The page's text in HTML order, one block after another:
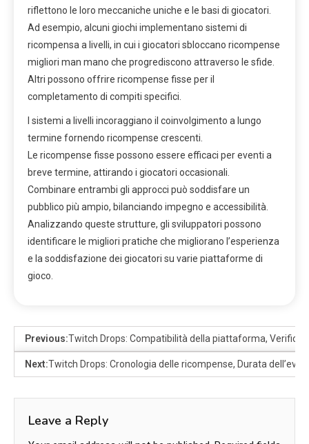
riflettono le loro meccaniche uniche e le basi di giocatori.
Ad esempio, alcuni giochi implementano sistemi di
ricompensa a livelli, in cui i giocatori sbloccano ricompense
migliori man mano che progrediscono attraverso le sfide.
Altri possono offrire ricompense fisse per il
completamento di compiti specifici.
I sistemi a livelli incoraggiano il coinvolgimento a lungo
termine fornendo ricompense crescenti.
Le ricompense fisse possono essere efficaci per eventi a
breve termine, attirando i giocatori occasionali.
Combinare entrambi gli approcci può soddisfare un
pubblico più ampio, bilanciando impegno e accessibilità.
Analizzando queste strutture, gli sviluppatori possono
identificare le migliori pratiche che migliorano l’esperienza
e la soddisfazione dei giocatori su varie piattaforme di
gioco.
Previous:Twitch Drops: Compatibilità della piattaforma, Verifica
Next:Twitch Drops: Cronologia delle ricompense, Durata
Leave a Reply